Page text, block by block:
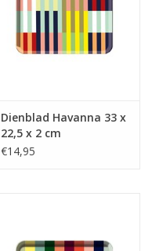
Dienblad Havanna 33 x
22,5 x 2 cm
€14,95